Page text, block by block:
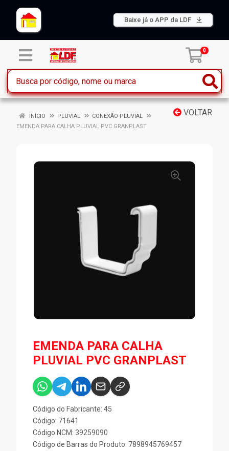
Baixe já o APP da LDF
0
VOLTAR
INÍCIO PLUVIAL
CONEXÃO PLUVIAL
EMENDA PARA CALHA PLUVIAL PVC GRANPLAST
EMENDA PARA CALHA
PLUVIAL PVC GRANPLAST
Código do Fabricante: 45
Código: 71641
Código NCM: 39259090
Código de Barras do Produto: 7898945769457